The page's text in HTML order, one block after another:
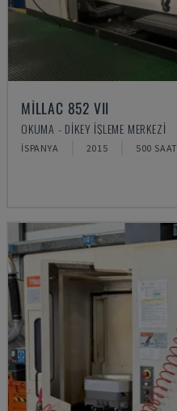
MILLAC 852 VII
OKUMA - DIKEY İŞLEME MERKEZI
İSPANYA 2015 500 SAAT